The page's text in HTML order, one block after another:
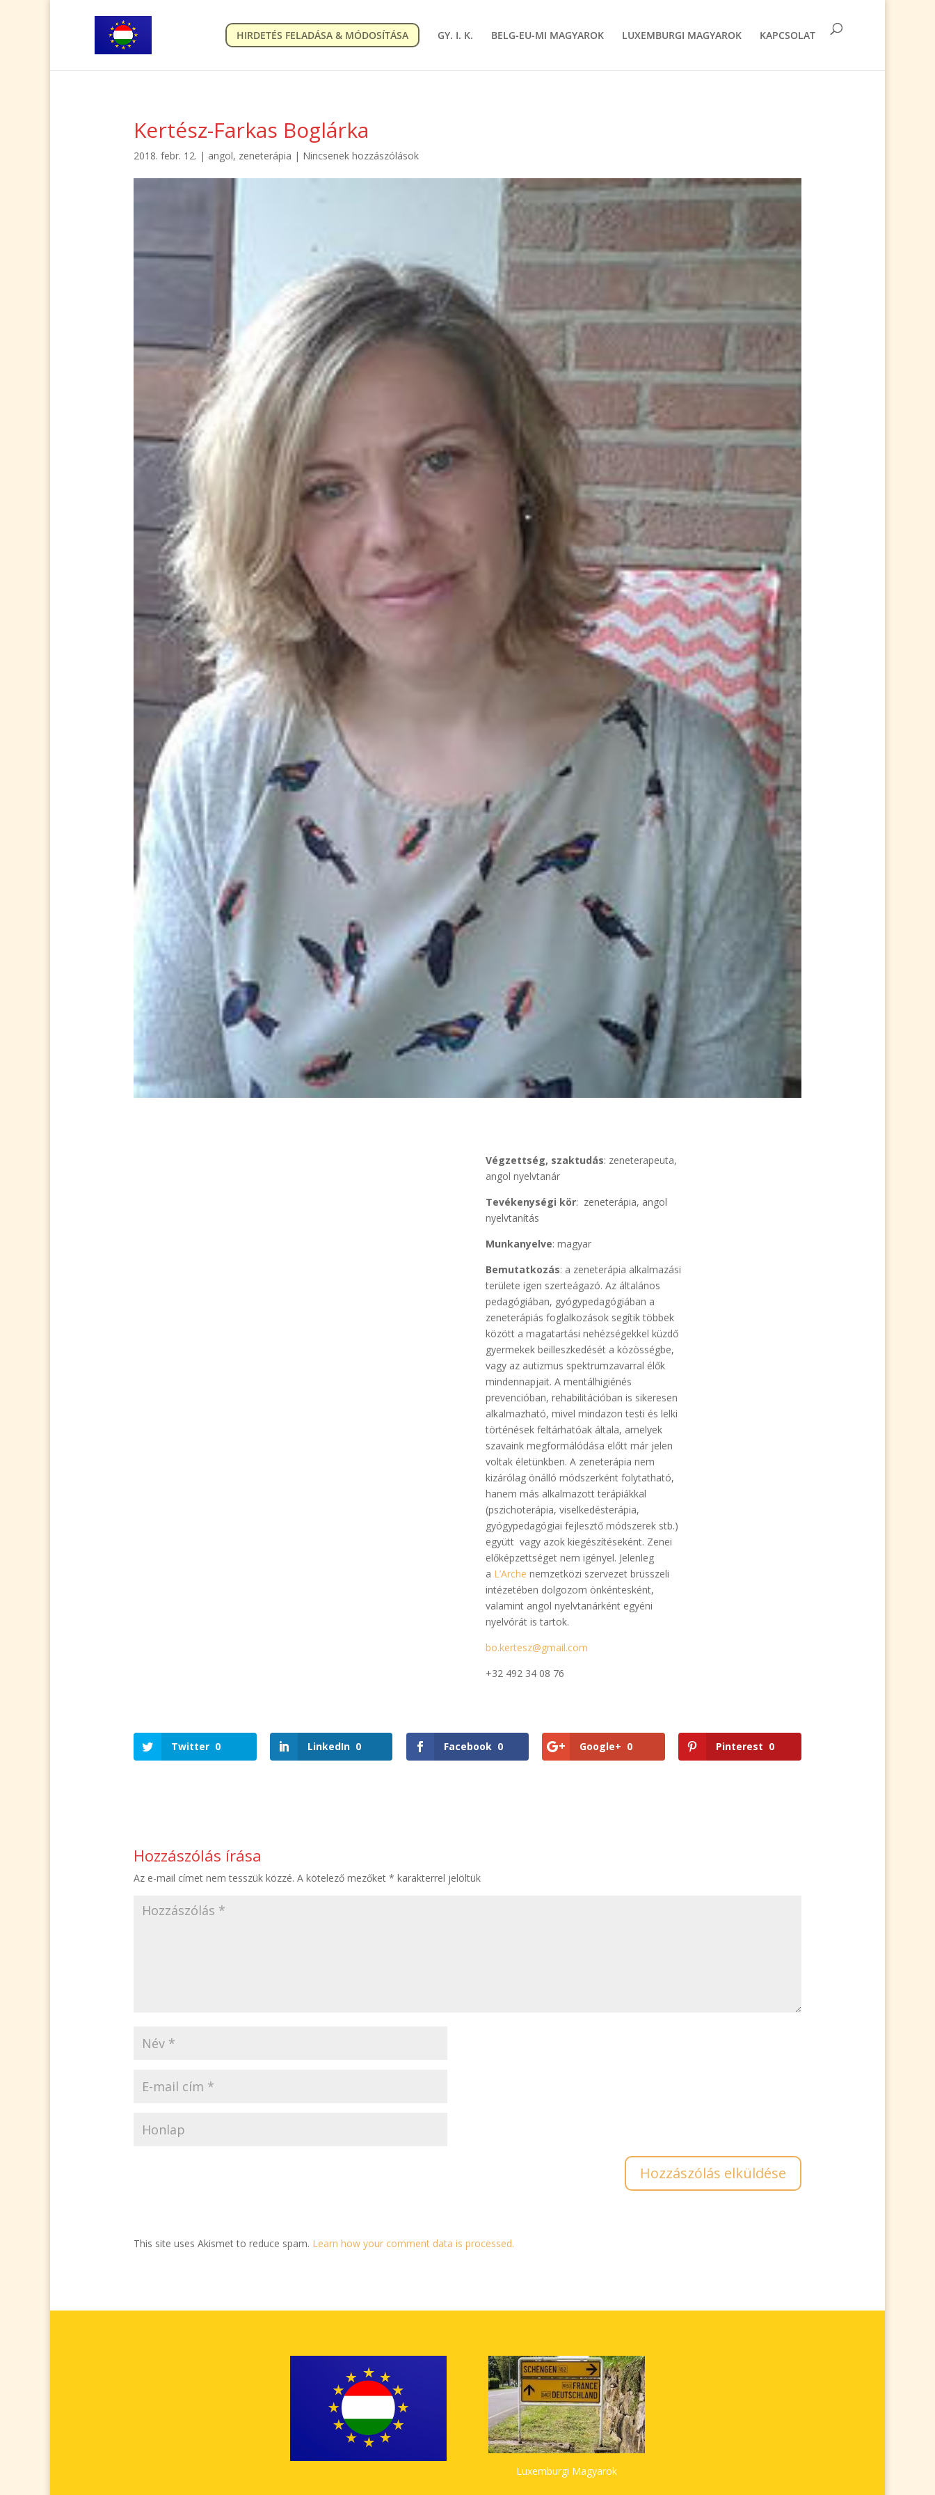
HIRDETÉS FELADÁSA & MÓDOSÍTÁSA GY. I. K. BELG-EU-MI MAGYAROK LUXEMBURGI MAGYAROK KAPCSOLAT
Kertész-Farkas Boglárka
2018. febr. 12. | angol, zeneterápia | Nincsenek hozzászólások
Végzettség, szaktudás: zeneterapeuta,
angol nyelvtanár
Tevékenységi kör: zeneterápia, angol
nyelvtanítás
Munkanyelve: magyar
Bemutatkozás: a zeneterápia alkalmazási
területe igen szerteágazó. Az általános
pedagógiában, gyógypedagógiában a
zeneterápiás foglalkozások segítik többek
között a magatartási nehézségekkel küzdő
gyermekek beilleszkedését a közösségbe,
vagy az autizmus spektrumzavarral élők
mindennapjait. A mentálhigiénés
prevencióban, rehabilitációban is sikeresen
alkalmazható, mivel mindazon testi és lelki
történések feltárhatóak általa, amelyek
szavaink megformálódása előtt már jelen
voltak életünkben. A zeneterápia nem
kizárólag önálló módszerként folytatható,
hanem más alkalmazott terápiákkal
(pszichoterápia, viselkedésterápia,
gyógypedagógiai fejlesztő módszerek stb.)
együtt vagy azok kiegészítéseként. Zenei
előképzettséget nem igényel. Jelenleg
a L’Arche nemzetközi szervezet brüsszeli
intézetében dolgozom önkéntesként,
valamint angol nyelvtanárként egyéni
nyelvórát is tartok.
bo.kertesz@gmail.com
+32 492 34 08 76
Twitter 0 LinkedIn 0 Facebook 0 Google+ 0 Pinterest 0
Hozzászólás írása
Az e-mail címet nem tesszük közzé. A kötelező mezőket * karakterrel jelöltük
This site uses Akismet to reduce spam. Learn how your comment data is processed.
Luxemburgi Magyarok